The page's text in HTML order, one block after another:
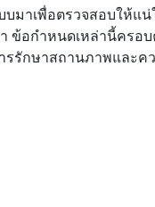
บมาเพื่อตรวจสอบให้แ
ข้อกําหนดเหล่านี้ครอ
รรักษาสถานภาพและ